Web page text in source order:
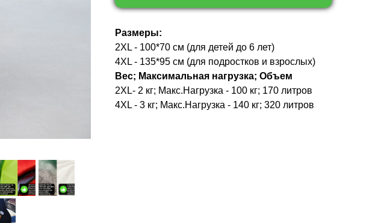
Размеры:
2XL - 100*70 см (для детей до 6 лет)
4XL - 135*95 см (для подростков и взрослых)
Вес; Максимальная нагрузка; Объем
2XL- 2 кг; Макс.Нагрузка - 100 кг; 170 литров
4XL - 3 кг; Макс.Нагрузка - 140 кг; 320 литров